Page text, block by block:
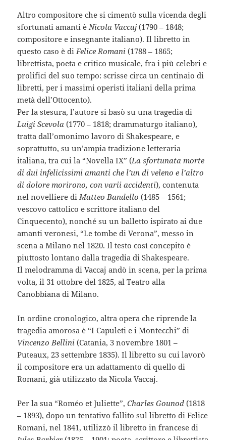
Altro compositore che si cimentò sulla vicenda degli
sfortunati amanti è Nicola Vaccaj(1790 – 1848;
compositore e insegnante italiano). Il libretto in
questo caso è di Felice Romani (1788 – 1865;
librettista, poeta e critico musicale, fra i più celebri e
prolifici del suo tempo: scrisse circa un centinaio di
libretti, per i massimi operisti italiani della prima
metà dell’Ottocento).
Per la stesura, l’autore si basò su una tragedia di
Luigi Scevola (1770 – 1818; drammaturgo italiano),
tratta dall’omonimo lavoro di Shakespeare, e
soprattutto, su un’ampia tradizione letteraria
italiana, tra cui la “Novella IX” (La sfortunata morte
di dui infelicissimi amanti che l’un di veleno e l’altro
di dolore morirono, con varii accidenti), contenuta
nel novelliere di Matteo Bandello (1485 – 1561;
vescovo cattolico e scrittore italiano del
Cinquecento), nonché su un balletto ispirato ai due
amanti veronesi, “Le tombe di Verona”, messo in
scena a Milano nel 1820. Il testo così concepito è
piuttosto lontano dalla tragedia di Shakespeare.
Il melodramma di Vaccaj andò in scena, per la prima
volta, il 31 ottobre del 1825, al Teatro alla
Canobbiana di Milano.
In ordine cronologico, altra opera che riprende la
tragedia amorosa è “I Capuleti e i Montecchi” di
Vincenzo Bellini (Catania, 3 novembre 1801 –
Puteaux, 23 settembre 1835). Il libretto su cui lavorò
il compositore era un adattamento di quello di
Romani, già utilizzato da Nicola Vaccaj.
Per la sua “Roméo et Juliette”,Charles Gounod (1818
– 1893), dopo un tentativo fallito sul libretto di Felice
Romani, nel 1841, utilizzò il libretto in francese di